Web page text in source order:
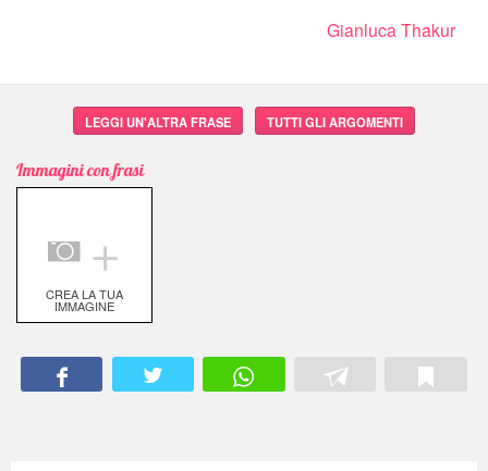
Gianluca Thakur
LEGGI UN'ALTRA FRASE TUTTI GLI ARGOMENTI
Immagini con frasi
＋
CREA LA TUA
IMMAGINE